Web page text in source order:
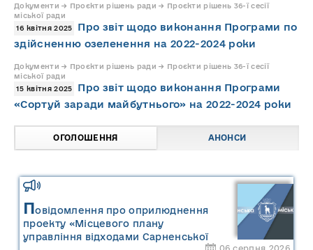
Документи → Проєкти рішень ради → Проєкти рішень 36-ї сесії
міської ради
16 квітня 2025
Про звіт щодо виконання Програми по
здійсненню озеленення на 2022-2024 роки
Документи → Проєкти рішень ради → Проєкти рішень 36-ї сесії
міської ради
15 квітня 2025
Про звіт щодо виконання Програми
«Сортуй заради майбутнього» на 2022-2024 роки
ОГОЛОШЕННЯ АНОНСИ
Повідомлення про оприлюднення
проекту «Місцевого плану
управління відходами Сарненської
06 серпня 2026